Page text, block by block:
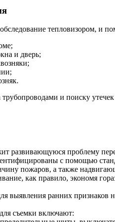
тепловизором, и
и дверь;
и поиску утечек
развивающуюся проблему
с помощью
пожаров, а также
как правило, экономя
выявления ранних признаков
съемки включают: